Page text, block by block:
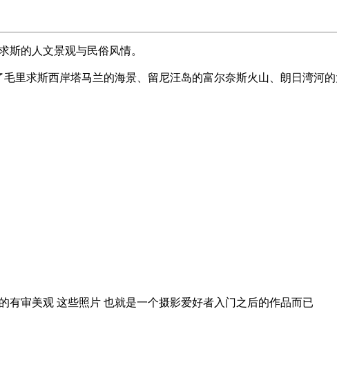
斯的人文景观与民俗风情。
毛里求斯西岸塔马兰的海景、留尼汪岛的富尔奈斯火山、朗日湾河
审美观 这些照片 也就是一个摄影爱好者入门之后的作品而已